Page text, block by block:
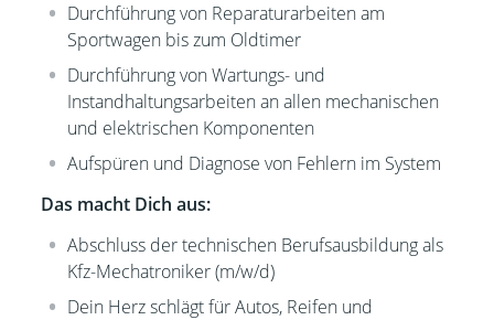
Durchführung von Reparaturarbeiten am
Sportwagen bis zum Oldtimer
Durchführung von Wartungs- und
Instandhaltungsarbeiten an allen mechanischen
und elektrischen Komponenten
Aufspüren und Diagnose von Fehlern im System
Das macht Dich aus:
Abschluss der technischen Berufsausbildung als
Kfz-Mechatroniker (m/w/d)
Dein Herz schlägt für Autos, Reifen und